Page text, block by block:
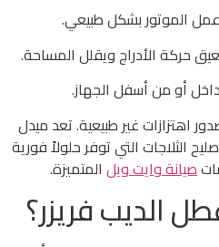
عمل الموتور بشكل طبيعي.
حركة الأدراج ويقلل المساحة.
أو من أسفل الجهاز.
اهتزازات غير طبيعية. تعد ميدل
الثلاجات التي توفر حلولاً فورية
صيانة وايت ويل المتميزة.
الديب فريزر؟